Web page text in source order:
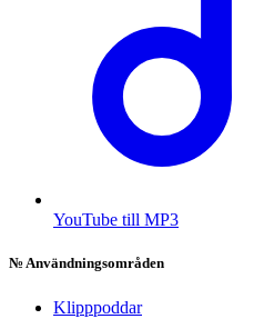
YouTube till MP3
№ Användningsområden
Klipppoddar